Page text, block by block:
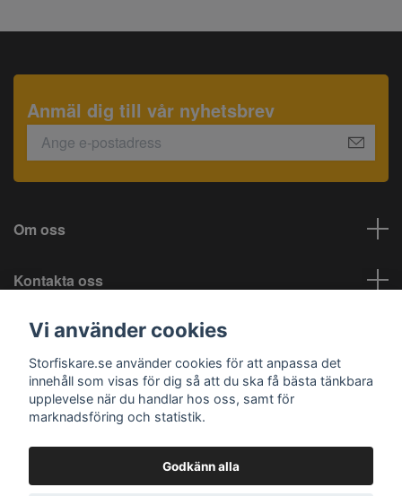
Anmäl dig till vår nyhetsbrev
Om oss
Kontakta oss
Information
Sociala medier
Vi använder cookies
Storfiskare.se använder cookies för att anpassa det
innehåll som visas för dig så att du ska få bästa tänkbara
upplevelse när du handlar hos oss, samt för
marknadsföring och statistik.
Godkänn alla